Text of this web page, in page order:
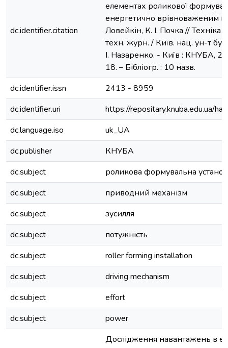
dc.identifier.citation
елементах роликової
енергетично врівноваженим
Ловейкін, К. І. Почка // Техніка
техн. журн. / Київ. нац. ун-т буд-
І. Назаренко. - Київ : КНУБА,
18. – Бібліогр. : 10 назв.
dc.identifier.issn
2413 - 8959
dc.identifier.uri
https://repositary.knuba.edu.ua/
dc.language.iso
uk_UA
dc.publisher
КНУБА
dc.subject
роликова формувальна
dc.subject
приводний механізм
dc.subject
зусилля
dc.subject
потужність
dc.subject
roller forming installation
dc.subject
driving mechanism
dc.subject
effort
dc.subject
power
Дослідження навантажень в